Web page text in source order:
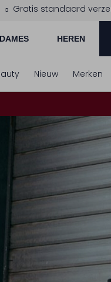
Gratis standaard
DAMES HEREN
Nieuw Merken